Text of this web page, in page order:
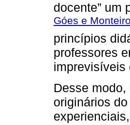
docente” um
Góes e
princípios
professores
imprevisíveis
Desse
originários